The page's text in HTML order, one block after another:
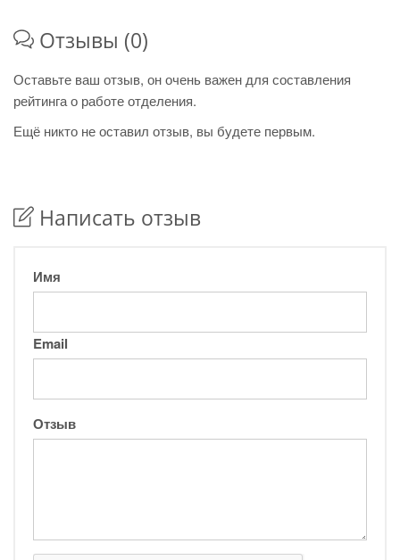
Отзывы (0)
Оставьте ваш отзыв, он очень важен для составления
рейтинга о работе отделения.
Ещё никто не оставил отзыв, вы будете первым.
Написать отзыв
Имя
Email
Отзыв